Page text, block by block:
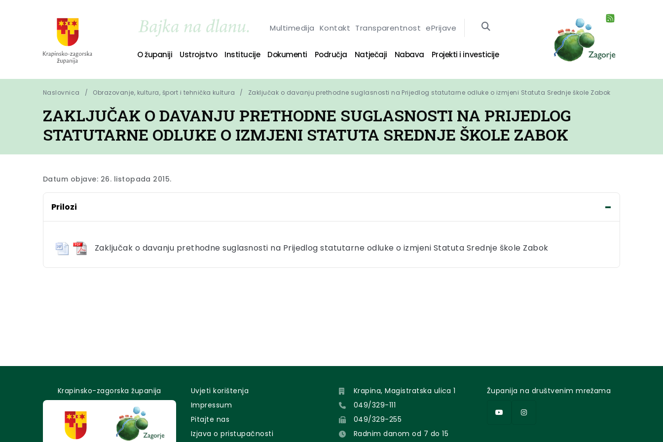
Multimedija Kontakt Transparentnost ePrijave
O županiji Ustrojstvo Institucije Dokumenti Područja Natječaji Nabava Projekti i investicije
Naslovnica Obrazovanje, kultura, šport i tehnička kultura Zaključak o davanju prethodne suglasnosti na Prijedlog statutarne odluke o izmjeni Statuta Srednje škole Zabok
ZAKLJUČAK O DAVANJU PRETHODNE SUGLASNOSTI NA PRIJEDLOG
STATUTARNE ODLUKE O IZMJENI STATUTA SREDNJE ŠKOLE ZABOK
Datum objave: 26. listopada 2015.
Prilozi
Zaključak o davanju prethodne suglasnosti na Prijedlog statutarne odluke o izmjeni Statuta Srednje škole Zabok
Krapinsko-zagorska županija
Uvjeti korištenja
Impressum
Pitajte nas
Izjava o pristupačnosti
Krapina, Magistratska ulica 1
049/329-111
049/329-255
Radnim danom od 7 do 15
Županija na društvenim mrežama